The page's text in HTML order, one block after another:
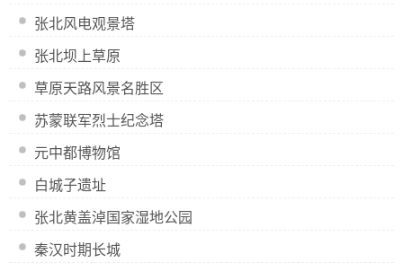
张北风电观景塔
张北坝上草原
草原天路风景名胜区
苏蒙联军烈士纪念塔
元中都博物馆
白城子遗址
张北黄盖淖国家湿地公园
秦汉时期长城